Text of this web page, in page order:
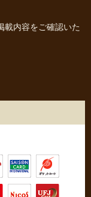
載内容をご確認いた